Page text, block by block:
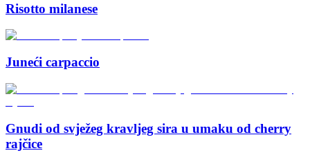
Risotto milanese
Juneći carpaccio
Gnudi od svježeg kravljeg sira u umaku od cherry
rajčice